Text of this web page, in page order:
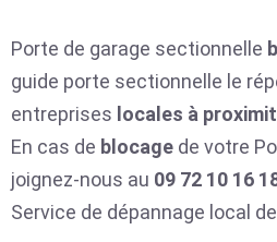
Porte de garage sectionnelle
guide porte sectionnelle le
entreprises locales à
En cas de blocage de votre
joignez-nous au 09 72 10 16
Service de dépannage local